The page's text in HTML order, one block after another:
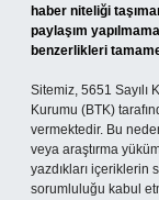
haber niteliği
paylaşım
benzerlikleri
Sitemiz, 5651
Kurumu (BTK)
vermektedir. Bu
veya araştırma
yazdıkları içeriklerin
sorumluluğu kabul